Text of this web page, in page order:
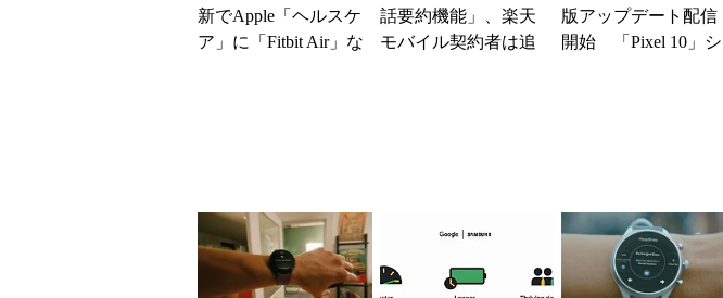
新でApple「ヘルスケ
ア」に「Fitbit Air」な
話要約機能」、楽天
モバイル契約者は追
版アップデート配信
開始 「Pixel 10」シ